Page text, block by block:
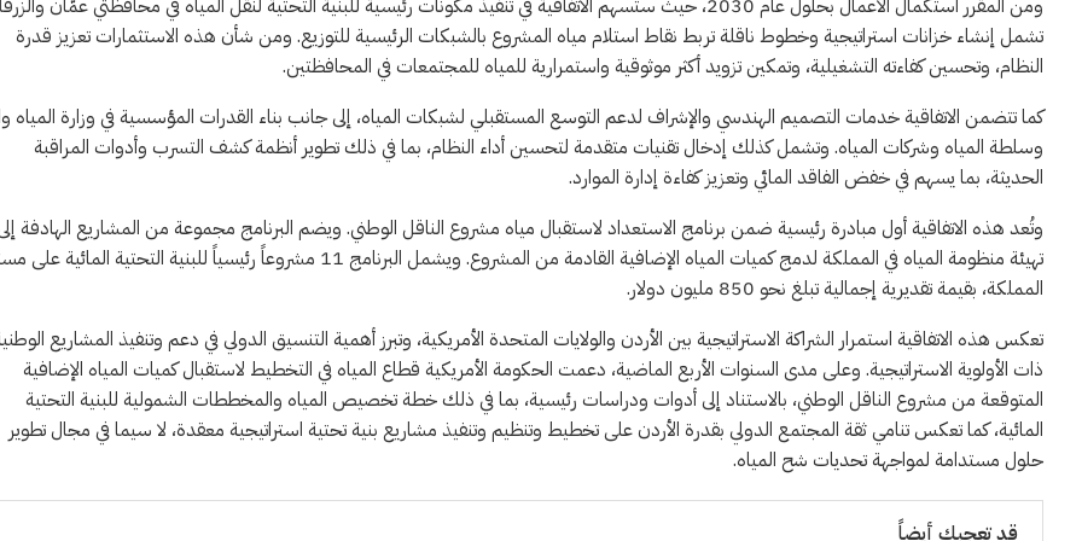
تشمل إنشاء خزانات استراتيجية وخطوط ناقلة تربط نقاط استلام مياه المشروع بالشبكات الرئيسية للتوزيع. ومن شأن هذه الاستثمارات تعزيز قدرة
النظام، وتحسين كفاءته التشغيلية، وتمكين تزويد أكثر موثوقية واستمرارية للمياه للمجتمعات في المحافظتين.
كما تتضمن الاتفاقية خدمات التصميم الهندسي والإشراف لدعم التوسع المستقبلي لشبكات المياه، إلى جانب بناء القدرات المؤسسية في وزارة المياه
وسلطة المياه وشركات المياه. وتشمل كذلك إدخال تقنيات متقدمة لتحسين أداء النظام، بما في ذلك تطوير أنظمة كشف التسرب وأدوات المراقبة
الحديثة، بما يسهم في خفض الفاقد المائي وتعزيز كفاءة إدارة الموارد.
وتُعد هذه الاتفاقية أول مبادرة رئيسية ضمن برنامج الاستعداد لاستقبال مياه مشروع الناقل الوطني. ويضم البرنامج مجموعة من المشاريع الهادفة
تهيئة منظومة المياه في المملكة لدمج كميات المياه الإضافية القادمة من المشروع. ويشمل البرنامج 11 مشروعاً رئيسياً للبنية التحتية
المملكة، بقيمة تقديرية إجمالية تبلغ نحو 850 مليون دولار.
تعكس هذه الاتفاقية استمرار الشراكة الاستراتيجية بين الأردن والولايات المتحدة الأمريكية، وتبرز أهمية التنسيق الدولي في دعم وتنفيذ المشاريع
ذات الأولوية الاستراتيجية. وعلى مدى السنوات الأربع الماضية، دعمت الحكومة الأمريكية قطاع المياه في التخطيط لاستقبال كميات المياه الإضافية
المتوقعة من مشروع الناقل الوطني، بالاستناد إلى أدوات ودراسات رئيسية، بما في ذلك خطة تخصيص المياه والمخططات الشمولية للبنية التحتية
المائية، كما تعكس تنامي ثقة المجتمع الدولي بقدرة الأردن على تخطيط وتنظيم وتنفيذ مشاريع بنية تحتية استراتيجية معقدة، لا سيما في مجال تطوير
حلول مستدامة لمواجهة تحديات شح المياه.
قد تعجبك أيضاً